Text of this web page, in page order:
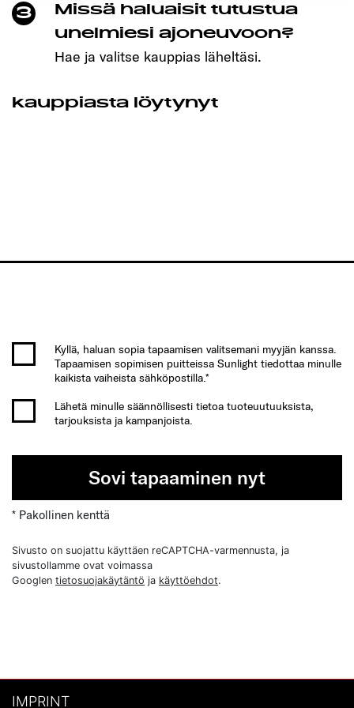
3
Missä haluaisit tutustua
unelmiesi ajoneuvoon?
Hae ja valitse kauppias läheltäsi.
kauppiasta löytynyt
Kyllä, haluan sopia tapaamisen valitsemani myyjän kanssa.
Tapaamisen sopimisen puitteissa Sunlight tiedottaa minulle
kaikista vaiheista sähköpostilla.*
Lähetä minulle säännöllisesti tietoa tuoteuutuuksista,
tarjouksista ja kampanjoista.
Sovi tapaaminen nyt
* Pakollinen kenttä
Sivusto on suojattu käyttäen reCAPTCHA-varmennusta, ja
sivustollamme ovat voimassa
Googlen tietosuojakäytäntö ja käyttöehdot.
IMPRINT